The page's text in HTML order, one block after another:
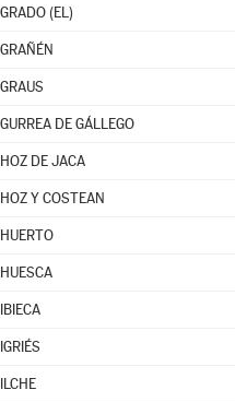
GRADO (EL)
GRAÑÉN
GRAUS
GURREA DE GÁLLEGO
HOZ DE JACA
HOZ Y COSTEAN
HUERTO
HUESCA
IBIECA
IGRIÉS
ILCHE